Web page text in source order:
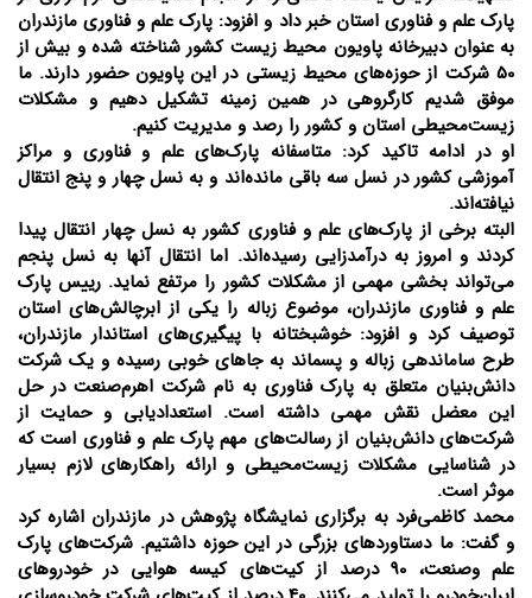
پارک علم و فناوری استان خبر داد و افزود: پارک علم و فناوری مازندران
به عنوان دبیرخانه پاویون محیط زیست کشور شناخته شده و بیش از
50 شرکت از حوزه‌های محیط زیستی در این پاویون حضور دارند. ما
موفق شدیم کارگروهی در همین زمینه تشکیل دهیم و مشکلات
زیست‌محیطی استان و کشور را رصد و مدیریت کنیم.
او در ادامه تاکید کرد: متاسفانه پارک‌های علم و فناوری و مراکز
آموزشی کشور در نسل سه باقی مانده‌اند و به نسل چهار و پنج انتقال
نیافته‌اند.
البته برخی از پارک‌های علم و فناوری کشور به نسل چهار انتقال پیدا
کردند و امروز به درآمدزایی رسیده‌اند. اما انتقال آنها به نسل پنجم
می‌تواند بخشی مهمی از مشکلات کشور را مرتفع نماید. رییس پارک
علم و فناوری مازندران، موضوع زباله را یکی از ابرچالش‌های استان
توصیف کرد و افزود: خوشبختانه با پیگیری‌های استاندار مازندران،
طرح ساماندهی زباله و پسماند به جاهای خوبی رسیده و یک شرکت
دانش‌بنیان متعلق به پارک فناوری به نام شرکت اهرم‌صنعت در حل
این معضل نقش مهمی داشته است. استعدادیابی و حمایت از
شرکت‌های دانش‌بنیان از رسالت‌های مهم پارک علم و فناوری است که
در شناسایی مشکلات زیست‌محیطی و ارائه راهکارهای لازم بسیار
موثر است.
محمد کاظمی‌فرد به برگزاری نمایشگاه پژوهش در مازندران اشاره کرد
و گفت: ما دستاوردهای بزرگی در این حوزه داشتیم. شرکت‌های پارک
علم وصنعت، 90 درصد از کیت‌های کیسه هوایی در خودروهای